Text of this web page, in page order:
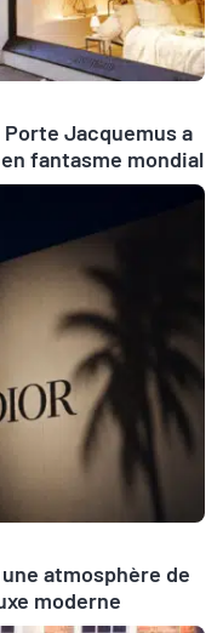
Jacquemus a
fantasme mondial
atmosphère de
moderne